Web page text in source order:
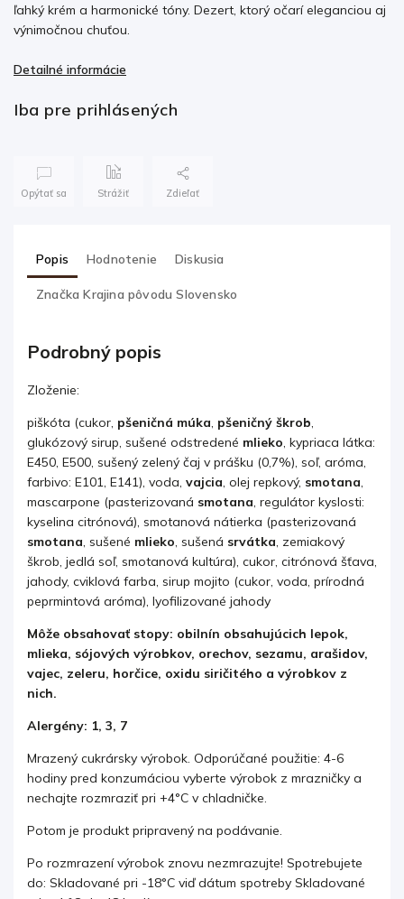
ľahký krém a harmonické tóny. Dezert, ktorý očarí eleganciou aj
výnimočnou chuťou.
Detailné informácie
Iba pre prihlásených
Opýtať sa Strážiť Zdieľať
Popis Hodnotenie Diskusia
Značka Krajina pôvodu Slovensko
Podrobný popis
Zloženie:
piškóta (cukor, pšeničná múka, pšeničný škrob,
glukózový sirup, sušené odstredené mlieko, kypriaca látka:
E450, E500, sušený zelený čaj v prášku (0,7%), soľ, aróma,
farbivo: E101, E141), voda, vajcia, olej repkový, smotana,
mascarpone (pasterizovaná smotana, regulátor kyslosti:
kyselina citrónová), smotanová nátierka (pasterizovaná
smotana, sušené mlieko, sušená srvátka, zemiakový
škrob, jedlá soľ, smotanová kultúra), cukor, citrónová šťava,
jahody, cviklová farba, sirup mojito (cukor, voda, prírodná
peprmintová aróma), lyofilizované jahody
Môže obsahovať stopy: obilnín obsahujúcich lepok,
mlieka, sójových výrobkov, orechov, sezamu, arašidov,
vajec, zeleru, horčice, oxidu siričitého a výrobkov z
nich.
Alergény: 1, 3, 7
Mrazený cukrársky výrobok. Odporúčané použitie: 4-6
hodiny pred konzumáciou vyberte výrobok z mrazničky a
nechajte rozmraziť pri +4°C v chladničke.
Potom je produkt pripravený na podávanie.
Po rozmrazení výrobok znovu nezmrazujte! Spotrebujete
do: Skladované pri -18°C viď dátum spotreby Skladované